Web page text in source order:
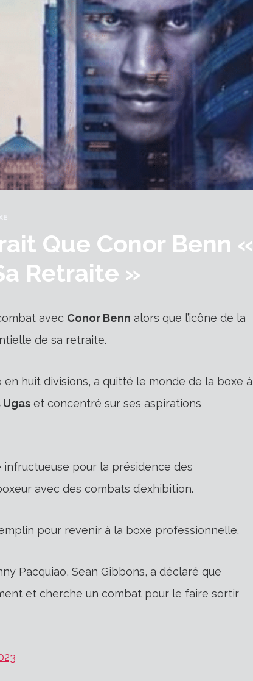
Que Conor Benn «
Retraite »
avec Conor Benn alors que l’icône de la
de sa retraite.
huit divisions, a quitté le monde de la boxe à
Ugas et concentré sur ses aspirations
pour la présidence des
avec des combats d’exhibition.
pour revenir à la boxe professionnelle.
Pacquiao, Sean Gibbons, a déclaré que
et cherche un combat pour le faire sortir